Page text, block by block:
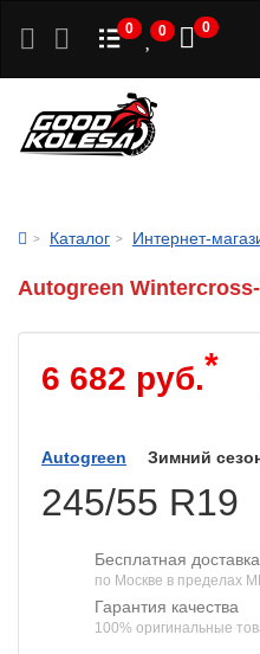
0 0 0
Каталог Интернет-
Autogreen
6 682 руб.*
Autogreen Зимний
245/55 R19
Бесплатная
по Москве в пределах
Гарантия качества
100% оригинальные